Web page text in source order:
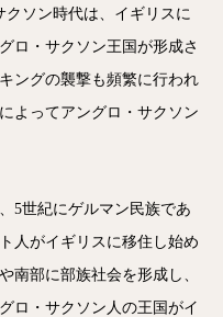
クソン時代は、イギリスに
ロ・サクソン王国が形成さ
ングの襲撃も頻繁に行われ
よってアングロ・サクソン
5世紀にゲルマン民族であ
人がイギリスに移住し始め
南部に部族社会を形成し、
ロ・サクソン人の王国がイ